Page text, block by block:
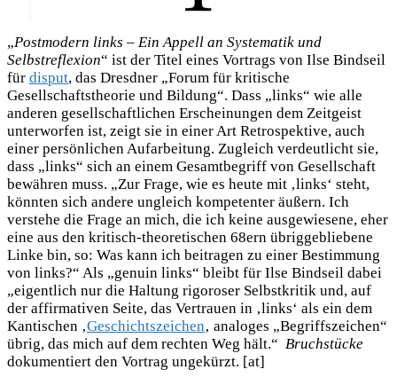
„Postmodern links – Ein Appell an Systematik und
Selbstreflexion“ ist der Titel eines Vortrags von Ilse Bindseil
für disput, das Dresdner „Forum für kritische
Gesellschaftstheorie und Bildung“. Dass „links“ wie alle
anderen gesellschaftlichen Erscheinungen dem Zeitgeist
unterworfen ist, zeigt sie in einer Art Retrospektive, auch
einer persönlichen Aufarbeitung. Zugleich verdeutlicht sie,
dass „links“ sich an einem Gesamtbegriff von Gesellschaft
bewähren muss. „Zur Frage, wie es heute mit ‚links‘ steht,
könnten sich andere ungleich kompetenter äußern. Ich
verstehe die Frage an mich, die ich keine ausgewiesene, eher
eine aus den kritisch-theoretischen 68ern übriggebliebene
Linke bin, so: Was kann ich beitragen zu einer Bestimmung
von links?“ Als „genuin links“ bleibt für Ilse Bindseil dabei
„eigentlich nur die Haltung rigoroser Selbstkritik und, auf
der affirmativen Seite, das Vertrauen in ‚links‘ als ein dem
Kantischen ‚Geschichtszeichen‚ analoges „Begriffszeichen“
übrig, das mich auf dem rechten Weg hält.“ Bruchstücke
dokumentiert den Vortrag ungekürzt. [at]